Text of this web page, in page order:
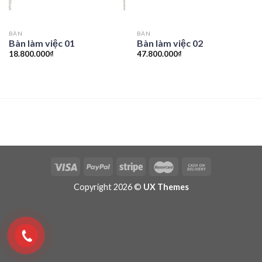
BÀN
Bàn làm việc 01
18.800.000₫
BÀN
Bàn làm việc 02
47.800.000₫
Copyright 2026 © UX Themes